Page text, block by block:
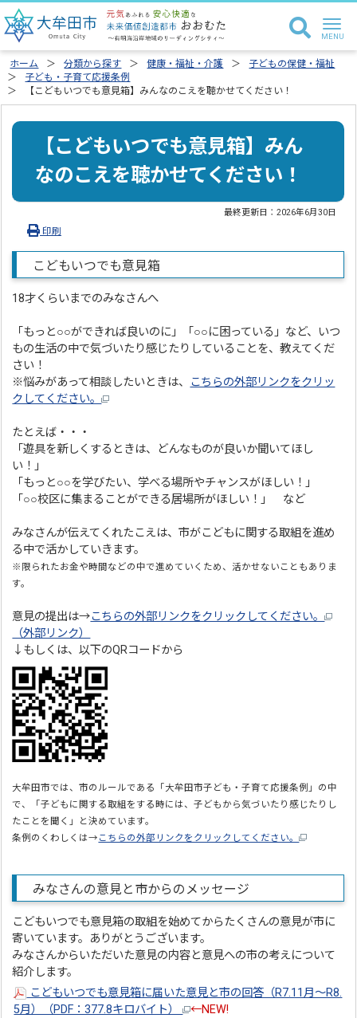
ホーム 分類から探す 健康・福祉・介護
子どもの保健・福祉
子ども・子育て応援条例
【こどもいつでも意見箱】みんなのこえを聴かせてください！
【こどもいつでも意見箱】みん
なのこえを聴かせてください！
最終更新日：2026年6月30日
印刷
こどもいつでも意見箱
18才くらいまでのみなさんへ
「もっと○○ができれば良いのに」「○○に困っている」など、いつ
もの生活の中で気づいたり感じたりしていることを、教えてくだ
さい！
※悩みがあって相談したいときは、 こちらの外部リンクをクリッ
クしてください。
たとえば・・・
「遊具を新しくするときは、どんなものが良いか聞いてほし
い！」
「もっと○○を学びたい、学べる場所やチャンスがほしい！」
「○○校区に集まることができる居場所がほしい！」 など
みなさんが伝えてくれたこえは、市がこどもに関する取組を進め
る中で活かしていきます。
※限られたお金や時間などの中で進めていくため、活かせないこともありま
す。
意見の提出は→こちらの外部リンクをクリックしてください。
（外部リンク）
↓もしくは、以下のQRコードから
大牟田市では、市のルールである「大牟田市子ども・子育て応援条例」の中
で、「子どもに関する取組をする時には、子どもから気づいたり感じたりし
たことを聞く」と決めています。
条例のくわしくは→ こちらの外部リンクをクリックしてください。
みなさんの意見と市からのメッセージ
こどもいつでも意見箱の取組を始めてからたくさんの意見が市に
寄いています。ありがとうございます。
みなさんからいただいた意見の内容と意見への市の考えについて
紹介します。
こどもいつでも意見箱に届いた意見と市の回答（R7.11月～R8.
5月）（PDF：377.8キロバイト） ←NEW!